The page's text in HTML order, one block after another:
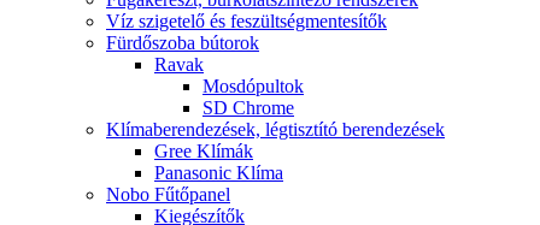
Víz szigetelő és feszültségmentesítők
Fürdőszoba bútorok
Ravak
Mosdópultok
SD Chrome
Klímaberendezések, légtisztító berendezések
Gree Klímák
Panasonic Klíma
Nobo Fűtőpanel
Kiegészítők